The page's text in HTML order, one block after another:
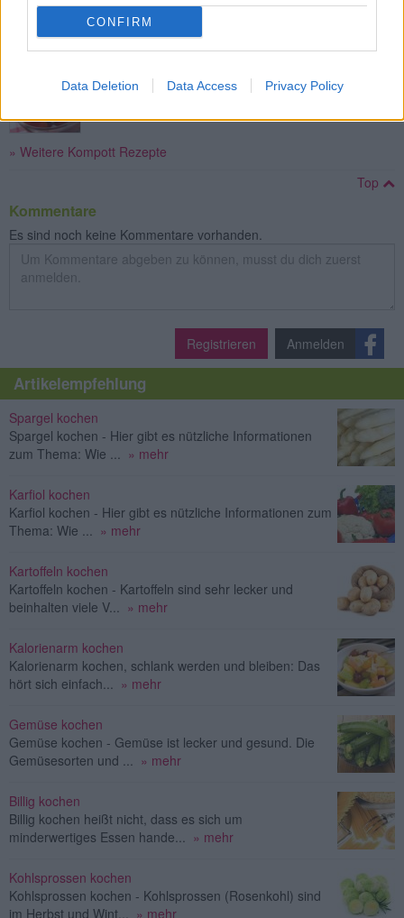
CONFIRM
Data Deletion Data Access Privacy Policy
Mittel
Leicht
» Weitere Kompott Rezepte
Top
Kommentare
Es sind noch keine Kommentare vorhanden.
Registrieren Anmelden
Artikelempfehlung
Spargel kochen
Spargel kochen - Hier gibt es nützliche Informationen
zum Thema: Wie ... » mehr
Karfiol kochen
Karfiol kochen - Hier gibt es nützliche Informationen zum
Thema: Wie ... » mehr
Kartoffeln kochen
Kartoffeln kochen - Kartoffeln sind sehr lecker und
beinhalten viele V... » mehr
Kalorienarm kochen
Kalorienarm kochen, schlank werden und bleiben: Das
hört sich einfach... » mehr
Gemüse kochen
Gemüse kochen - Gemüse ist lecker und gesund. Die
Gemüsesorten und ... » mehr
Billig kochen
Billig kochen heißt nicht, dass es sich um
minderwertiges Essen hande... » mehr
Kohlsprossen kochen
Kohlsprossen kochen - Kohlsprossen (Rosenkohl) sind
im Herbst und Wint...
» mehr